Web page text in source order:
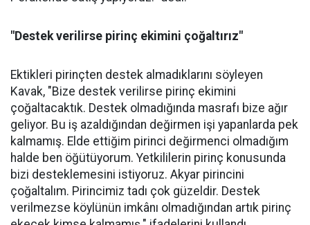
"Destek verilirse pirinç ekimini çoğaltırız"
Ektikleri pirinçten destek almadıklarını söyleyen
Kavak, "Bize destek verilirse pirinç ekimini
çoğaltacaktık. Destek olmadığında masrafı bize ağır
geliyor. Bu iş azaldığından değirmen işi yapanlarda pek
kalmamış. Elde ettiğim pirinci değirmenci olmadığım
halde ben öğütüyorum. Yetkililerin pirinç konusunda
bizi desteklemesini istiyoruz. Akyar pirincini
çoğaltalım. Pirincimiz tadı çok güzeldir. Destek
verilmezse köylünün imkânı olmadığından artık pirinç